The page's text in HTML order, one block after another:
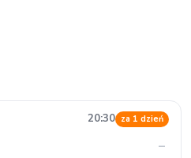
20:30 za 1 dzień
–